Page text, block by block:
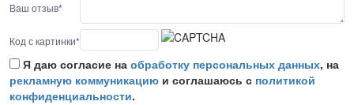
Ваш отзыв*
Код с картинки*
Я даю согласие на обработку персональных данных, на
рекламную коммуникацию и соглашаюсь с политикой
конфиденциальности.